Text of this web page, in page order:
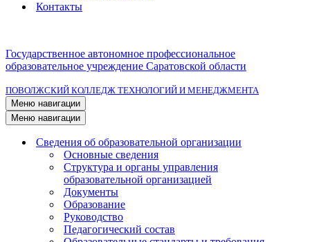
Контакты
Государственное автономное профессиональное
образовательное учреждение Саратовской области
ПОВОЛЖСКИЙ КОЛЛЕДЖ ТЕХНОЛОГИЙ И МЕНЕДЖМЕНТА
Меню навигации
Меню навигации
Сведения об образовательной организации
Основные сведения
Структура и органы управления
образовательной организацией
Документы
Образование
Руководство
Педагогический состав